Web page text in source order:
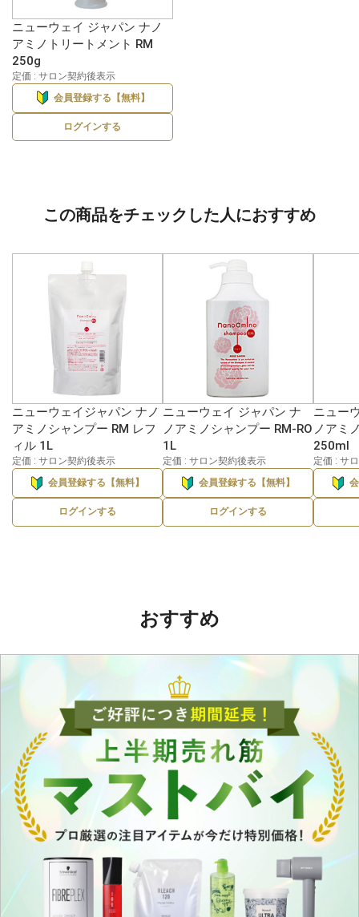
ニューウェイ ジャパン ナノ
アミノトリートメント RM
250g
定価 : サロン契約後表示
会員登録する【無料】
ログインする
この商品をチェックした人におすすめ
ニューウェイジャパン ナノ
アミノシャンプー RM レフ
ィル 1L
定価 : サロン契約後表示
会員登録する【無料】
ログインする
ニューウェイ ジャパン ナ
ノアミノシャンプー RM-RO
1L
定価 : サロン契約後表示
会員登録する【無料】
ログインする
ニュー
ノアミ
250ml
定価 : サ
おすすめ